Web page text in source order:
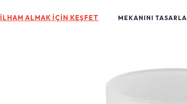
İLHAM ALMAK İÇİN KEŞFET MEKANINI TASARLA